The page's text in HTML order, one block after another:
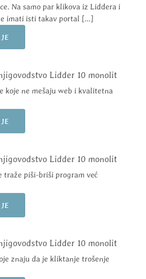
Na samo par klikova iz Liddera i
imati isti takav portal […]
Lidder 10 monolit
koje ne mešaju web i kvalitetna
Lidder 10 monolit
traže piši-briši program već
Lidder 10 monolit
znaju da je kliktanje trošenje